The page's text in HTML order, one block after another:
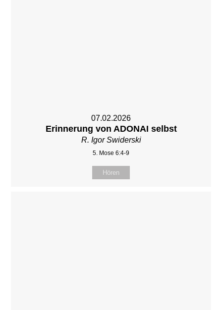
07.02.2026
Erinnerung von ADONAI selbst
R. Igor Swiderski
5. Mose 6:4-9
Hören